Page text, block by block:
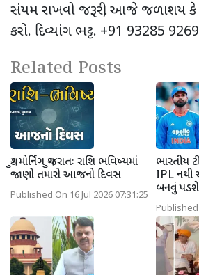
સંયમ રાખવો જરૂરી, આજે જળાશય કે
કરો. દિવ્યાંગ ભટ્ટ. +91 93285
Related Posts
ગુડ મોર્નિંગ ગુજરાતઃ રાશિ ભવિષ્યમાં
જાણો તમારો આજનો દિવસ
Published On 16 Jul 2026 07:31:25
ભારતીય
IPL નથી
બનવું પડશે
Published